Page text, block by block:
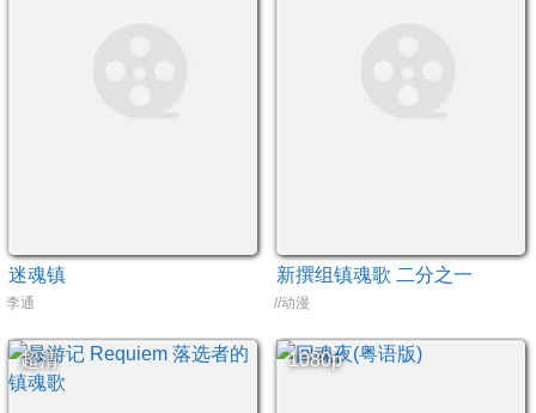
迷魂镇
李通
新撰组镇魂歌 二分之一
//动漫
超清 1080p